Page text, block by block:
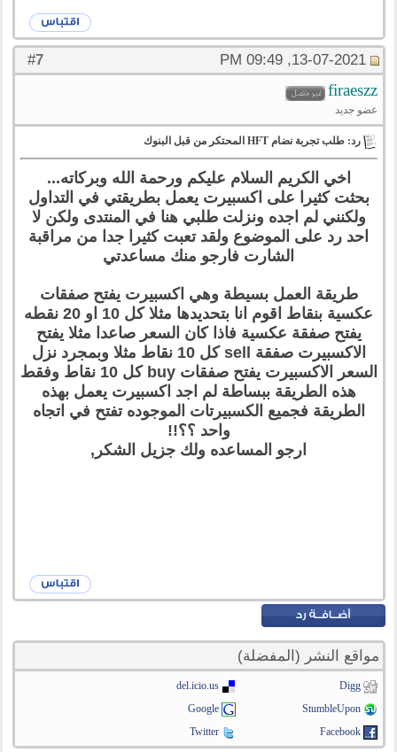
#
7 13-07-2021, 09:49 PM
firaeszz
عضو جديد
رد: طلب تجربة نضام HFT المحتكر من قبل البنوك
اخي الكريم السلام عليكم ورحمة الله وبركاته...
بحثت كثيرا على اكسبيرت يعمل بطريقتي في التداول
ولكنني لم اجده ونزلت طلبي هنا في المنتدى ولكن لا
احد رد على الموضوع ولقد تعبت كثيرا جدا من مراقبة
الشارت فارجو منك مساعدتي
طريقة العمل بسيطة وهي اكسبيرت يفتح صفقات
عكسية بنقاط اقوم انا بتحديدها مثلا كل 10 او 20 نقطه
يفتح صفقة عكسية فاذا كان السعر صاعدا مثلا يفتح
الاكسبيرت صفقة sell كل 10 نقاط مثلا وبمجرد نزل
السعر الاكسبيرت يفتح صفقات buy كل 10 نقاط وفقط
هذه الطريقة ببساطة لم اجد اكسبيرت يعمل بهذه
الطريقة فجميع الكسبيرتات الموجوده تفتح في اتجاه
واحد ؟؟!!
ارجو المساعده ولك جزيل الشكر,
مواقع النشر (المفضلة)
Digg
del.icio.us
StumbleUpon
Google
Facebook
Twitter